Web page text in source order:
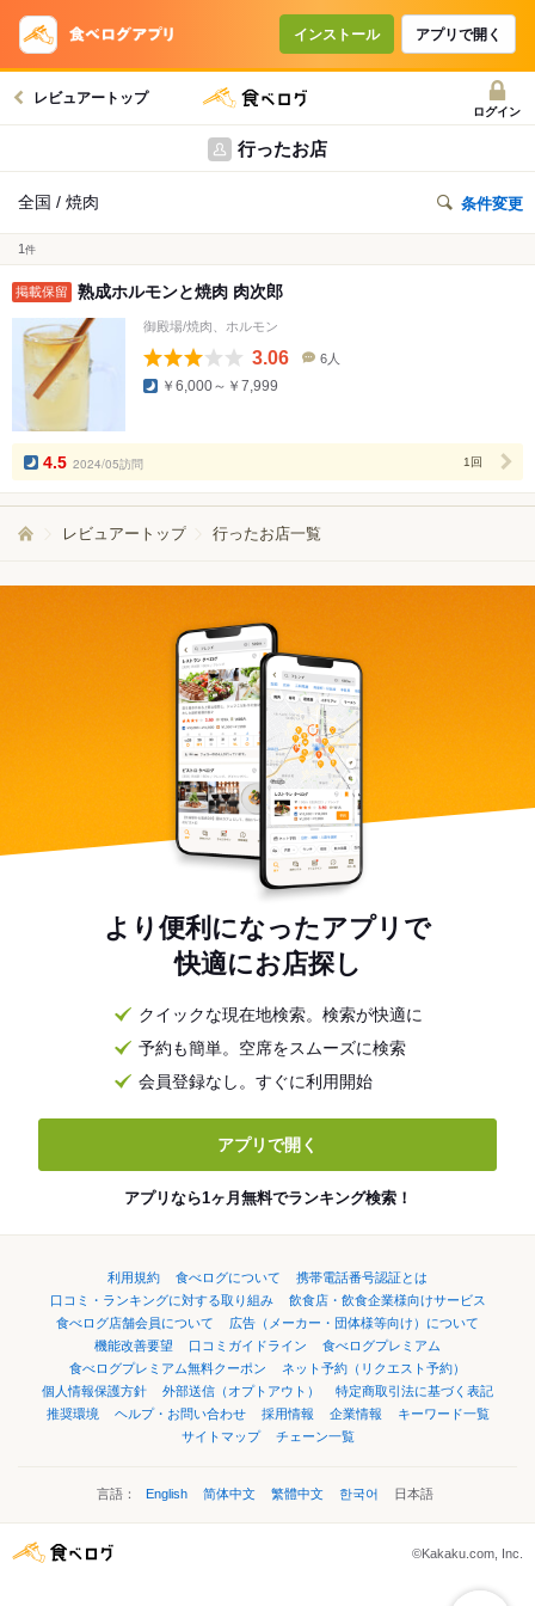
インストール アプリで開く
レビュアートップ
ログイン
行ったお店
全国 / 焼肉 条件変更
1 件
掲載保留 熟成ホルモンと焼肉 肉次郎
御殿場/焼肉、ホルモン
3.06
数
6人
￥6,000～￥7,999
4.5 2024/05訪問 1回
レビュアートップ 行ったお店一覧
より便利になったアプリで
快適にお店探し
クイックな現在地検索。検索が快適に
予約も簡単。空席をスムーズに検索
会員登録なし。すぐに利用開始
アプリで開く
アプリなら1ヶ月無料でランキング検索！
利用規約 食べログについて
携帯電話番号認証とは
口コミ・ランキングに対する取り組み
飲食店・飲食企業様向けサービス
食べログ店舗会員について
広告（メーカー・団体様等向け）について
機能改善要望
口コミガイドライン
食べログプレミアム
食べログプレミアム無料クーポン
ネット予約（リクエスト予約）
個人情報保護方針
外部送信（オプトアウト）
特定商取引法に基づく表記
推奨環境
ヘルプ・お問い合わせ 採用情報 企業情報
キーワード一覧
サイトマップ
チェーン一覧
言語： English 简体中文 繁體中文 한국어 日本語
©Kakaku.com, Inc.